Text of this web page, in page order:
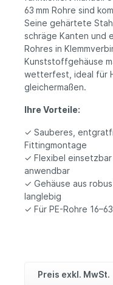
63 mm Rohre sind
Seine gehärtete
schräge Kanten und
Rohres in
Kunststoffgehäuse
wetterfest, ideal für
gleichermaßen.
Ihre Vorteile:
✓ Sauberes,
Fittingmontage
✓ Flexibel einsetzbar
anwendbar
✓ Gehäuse aus
langlebig
✓ Für PE-Rohre
Preis exkl. MwSt.